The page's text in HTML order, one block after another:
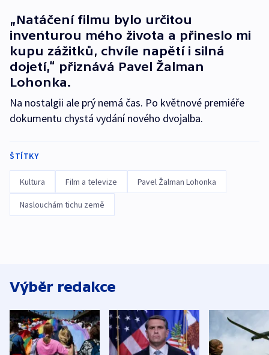
„Natáčení filmu bylo určitou
inventurou mého života a přineslo mi
kupu zážitků, chvíle napětí i silná
dojetí,“ přiznává Pavel Žalman
Lohonka.
Na nostalgii ale prý nemá čas. Po květnové premiéře
dokumentu chystá vydání nového dvojalba.
ŠTÍTKY
Kultura Film a televize Pavel Žalman Lohonka
Naslouchám tichu země
Výběr redakce